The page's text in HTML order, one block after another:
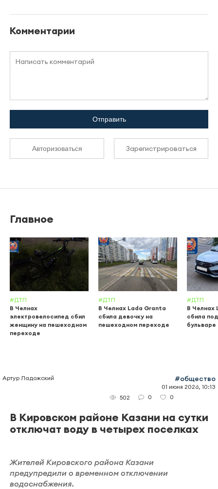
Комментарии
Отправить
Авторизоваться Зарегистрироваться
Главное
#ДТП
В Челнах
электровелосипед сбил
женщину на пешеходном
переходе
#ДТП
В Челнах Lada Granta
сбила девочку на
пешеходном переходе
#ДТП
В Челнах
сбила
Артур Ладожский #общество
01 июня 2026, 10:13
502
0 0
В Кировском районе Казани на сутки
отключат воду в четырех поселках
Жителей Кировского района Казани
предупредили о временном отключении
водоснабжения.